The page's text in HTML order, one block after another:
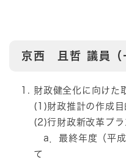
京西 且哲 議員（
財政健全化に向けた
(1)財政推計の作成
(2)行財政新改革プ
a．最終年度（平
て